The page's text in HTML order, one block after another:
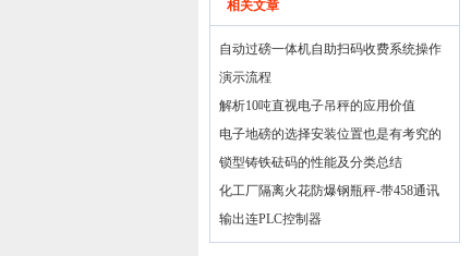
相关文章
自动过磅一体机自助扫码收费系统操作
演示流程
解析10吨直视电子吊秤的应用价值
电子地磅的选择安装位置也是有考究的
锁型铸铁砝码的性能及分类总结
化工厂隔离火花防爆钢瓶秤-带458通讯
输出连PLC控制器